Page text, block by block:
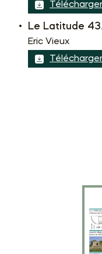
Télécharger
Le Latitude 43.
Eric Vieux
Télécharger